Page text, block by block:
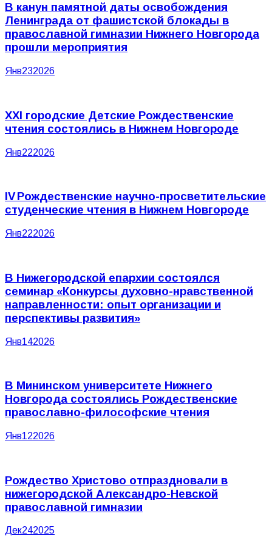
В канун памятной даты освобождения
Ленинграда от фашистской блокады в
православной гимназии Нижнего Новгорода
прошли мероприятия
Янв232026
XXI городские Детские Рождественские
чтения состоялись в Нижнем Новгороде
Янв222026
IV Рождественские научно-просветительские
студенческие чтения в Нижнем Новгороде
Янв222026
В Нижегородской епархии состоялся
семинар «Конкурсы духовно-нравственной
направленности: опыт организации и
перспективы развития»
Янв142026
В Мининском университете Нижнего
Новгорода состоялись Рождественские
православно-философские чтения
Янв122026
Рождество Христово отпраздновали в
нижегородской Александро-Невской
православной гимназии
Дек242025